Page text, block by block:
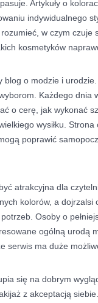
Artykuły o
indywidualnego
w czym czuje
kosmetyków
blog o modzie i
Każdego dnia
o cerę, jak wykonać
wysiłku.
poprawić
atrakcyjna dla
kolorów, a
Osoby o
ogólną urodą
serwis ma duże
się na dobrym
z akceptacją